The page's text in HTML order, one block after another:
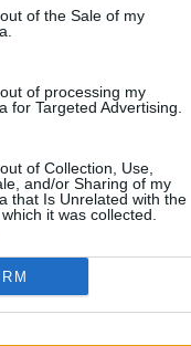
of the Sale of my
of processing my
for Targeted Advertising.
of Collection, Use,
and/or Sharing of my
that Is Unrelated with the
it was collected.
di
armati di pistola
8 Aprile 2015
del